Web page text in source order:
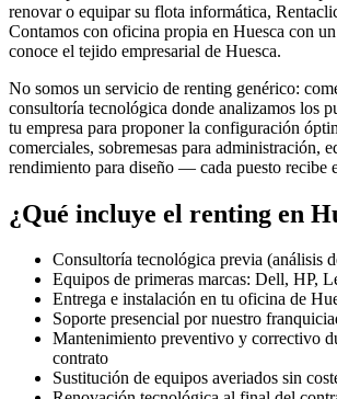
renovar o equipar su flota informática,
Contamos con oficina propia en Huesca con
conoce el tejido empresarial de Huesca.
No somos un servicio de renting genérico:
consultoría tecnológica donde analizamos los
tu empresa para proponer la configuración
comerciales, sobremesas para administración,
rendimiento para diseño — cada puesto recibe
¿Qué incluye el renting en
Consultoría tecnológica previa (análisis
Equipos de primeras marcas: Dell, HP,
Entrega e instalación en tu oficina de
Soporte presencial por nuestro
Mantenimiento preventivo y correctivo
contrato
Sustitución de equipos averiados sin